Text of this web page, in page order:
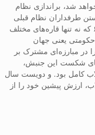
شد، براندازی نظام
طرفداران نظام قبلی
ممکن بود. در طی تنها جنبش جهانی، یعنی جنبش ۶۸ که نه تنها قاره‌های مختلف
یعنی جهان
در مبارزه‌ای مشترک بر
شکست این جنبش،
کامل بود. و دویست سال
ارزش پیشین خود را از